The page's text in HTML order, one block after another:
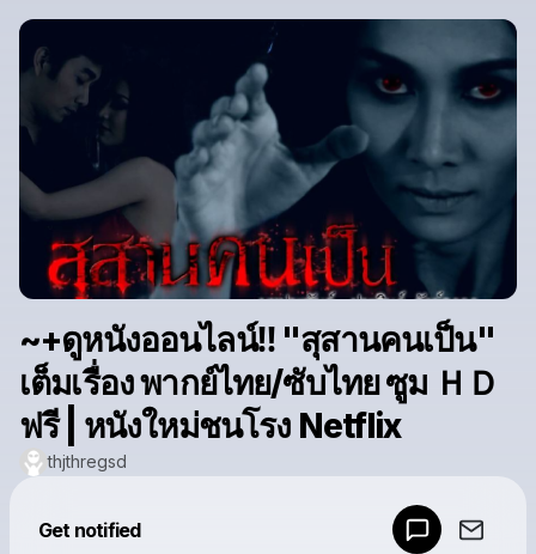
~+ดูหนังออนไลน์‼️ "สุสานคนเป็น"
เต็มเรื่อง พากย์ไทย/ซับไทย ซูม ＨＤ
ฟรี | หนังใหม่ชนโรง Netflix
thjthregsd
Get notified